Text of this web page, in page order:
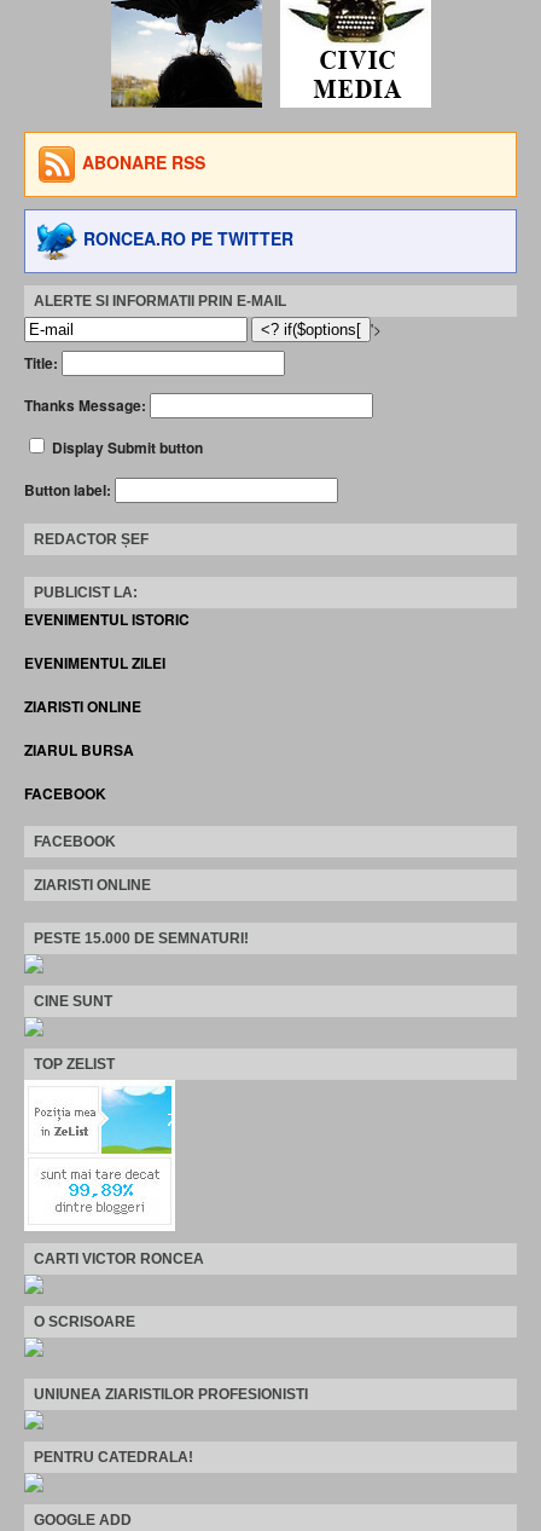
ABONARE RSS
RONCEA.RO PE TWITTER
ALERTE SI INFORMATII PRIN E-MAIL
'>
Title:
Thanks Message:
Display Submit button
Button label:
REDACTOR ȘEF
PUBLICIST LA:
EVENIMENTUL ISTORIC
EVENIMENTUL ZILEI
ZIARISTI ONLINE
ZIARUL BURSA
FACEBOOK
FACEBOOK
ZIARISTI ONLINE
PESTE 15.000 DE SEMNATURI!
CINE SUNT
TOP ZELIST
CARTI VICTOR RONCEA
O SCRISOARE
UNIUNEA ZIARISTILOR PROFESIONISTI
PENTRU CATEDRALA!
GOOGLE ADD